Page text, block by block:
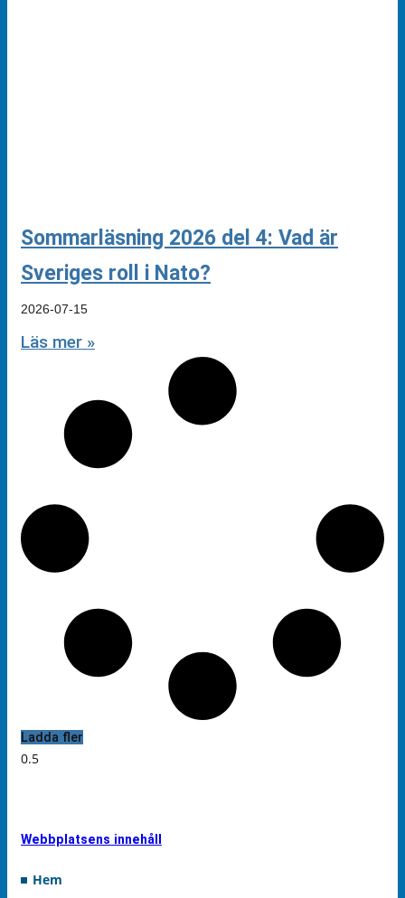
Sommarläsning 2026 del 4: Vad är
Sveriges roll i Nato?
2026-07-15
Läs mer »
Ladda fler
Webbplatsens innehåll
Hem